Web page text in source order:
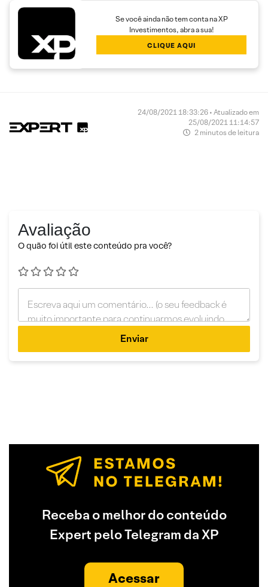
Se você ainda não tem conta na XP
Investimentos, abra a sua!
CLIQUE AQUI
24/08/2021 18:33:26 • Atualizado em
25/08/2021 11:14:57
2 minutos de leitura
Avaliação
O quão foi útil este conteúdo pra você?
Enviar
Receba o melhor do conteúdo
Expert pelo Telegram da XP
Acessar